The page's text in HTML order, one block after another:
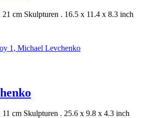
21 cm Skulpturen . 16.5 x 11.4 x 8.3 inch
11 cm Skulpturen . 25.6 x 9.8 x 4.3 inch